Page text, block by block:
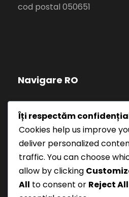
cod postal 050651
Navigare RO
Termeni și Condiții
Îți respectăm
Cookies help us improve
deliver personalized
traffic. You can choose
allow by clicking
All to consent or Reject All